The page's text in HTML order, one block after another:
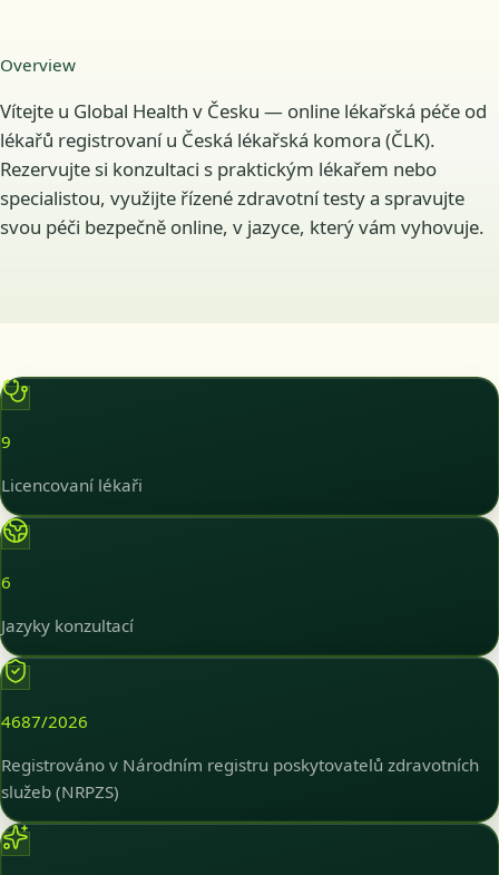
Overview
Vítejte u Global Health v Česku — online lékařská péče od
lékařů registrovaní u Česká lékařská komora (ČLK).
Rezervujte si konzultaci s praktickým lékařem nebo
specialistou, využijte řízené zdravotní testy a spravujte
svou péči bezpečně online, v jazyce, který vám vyhovuje.
9
Licencovaní lékaři
6
Jazyky konzultací
4687/2026
Registrováno v Národním registru poskytovatelů zdravotních
služeb (NRPZS)